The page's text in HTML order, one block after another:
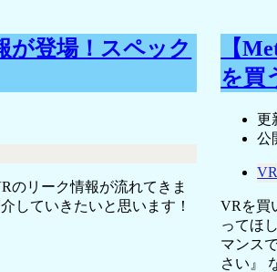
が登場！スペック
のリーク情報が流れてきま
していきたいと思います！
【
を買
更
公
VRを買
ってほ
マンス
さい』